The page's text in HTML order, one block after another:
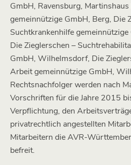
GmbH, Ravensburg,
gemeinnützige GmbH, Berg, Die
Suchtkrankenhilfe
Die Zieglerschen –
GmbH, Wilhelmsdorf, Die
Arbeit gemeinnützige GmbH,
Rechtsnachfolger werden nach
Vorschriften für die Jahre 2015
Verpflichtung, den
privatrechtlich angestellten
Mitarbeitern die AVR-
befreit.